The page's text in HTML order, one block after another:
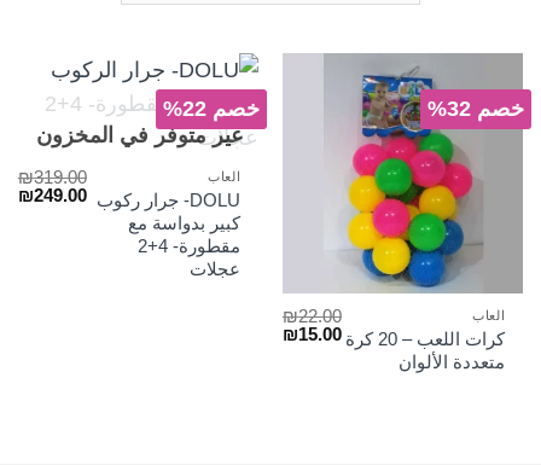
خصم 32%
العاب
كرات اللعب – 20 كرة
متعددة الألوان
₪22.00
السعر₪15.00
خصم 22%
غير متوفر في المخزون
العاب
DOLU- جرار ركوب
كبير بدواسة مع
مقطورة- 4+2
عجلات
₪319.00
السعر ₪249.00